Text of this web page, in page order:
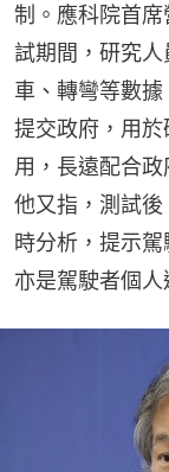
制。應科院首
試期間，研究人
車、轉彎等數
提交政府，用
用，長遠配合
他又指，測試
時分析，提示
亦是駕駛者個人